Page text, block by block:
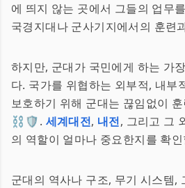
에 띄지 않는 곳에서 그들의 업무
국경지대나 군사기지에서의 훈
하지만, 군대가 국민에게 하는 가
다. 국가를 위협하는 외부적, 내부
보호하기 위해 군대는 끊임없이
⛓️🛡️. 세계대전, 내전, 그리고 그
의 역할이 얼마나 중요한지를 확
군대의 역사나 구조, 무기 시스템,